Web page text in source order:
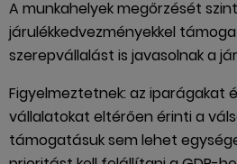
A munkahelyek megőrzését
járulékkedvezményekkel
szerepvállalást is javasolnak a
Figyelmeztetnek: az iparágakat
vállalatokat eltérően érinti a
támogatásuk sem lehet